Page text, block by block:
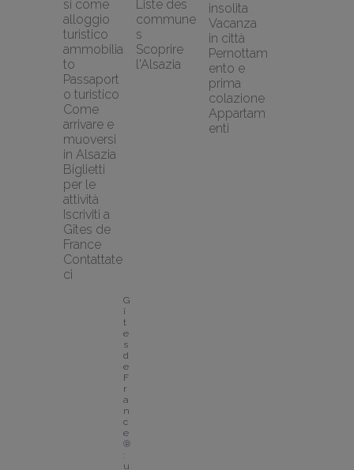
si come
alloggio
turistico
ammobilia
to
Passaport
o turistico
Come
arrivare e
muoversi
in Alsazia
Biglietti
per le
attività
Iscriviti a
Gîtes de
France
Contattate
ci
Liste des
commune
s
Scoprire
l'Alsazia
insolita
Vacanza
in città
Pernottam
ento e
prima
colazione
Appartam
enti
G
î
t
e
s
d
e
F
r
a
n
c
e
®
:
u